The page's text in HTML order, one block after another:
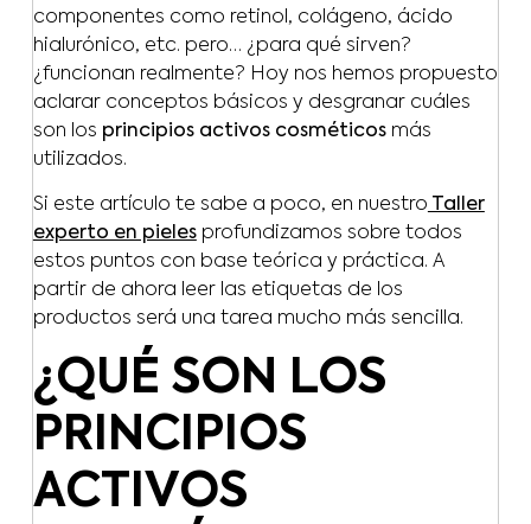
componentes como retinol, colágeno, ácido
hialurónico, etc. pero… ¿para qué sirven?
¿funcionan realmente? Hoy nos hemos propuesto
aclarar conceptos básicos y desgranar cuáles
son los principios activos cosméticosmás
utilizados.
Si este artículo te sabe a poco, en nuestro Taller
experto en pielesprofundizamos sobre todos
estos puntos con base teórica y práctica. A
partir de ahora leer las etiquetas de los
productos será una tarea mucho más sencilla.
¿QUÉ SON LOS
PRINCIPIOS
ACTIVOS